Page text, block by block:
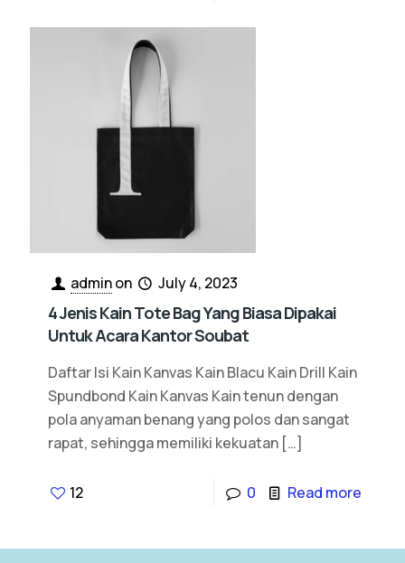
adminon July 4, 2023
4 Jenis Kain Tote Bag Yang Biasa Dipakai
Untuk Acara Kantor Soubat
Daftar Isi Kain Kanvas Kain Blacu Kain Drill Kain
Spundbond Kain Kanvas Kain tenun dengan
pola anyaman benang yang polos dan sangat
rapat, sehingga memiliki kekuatan […]
12 0 Read more